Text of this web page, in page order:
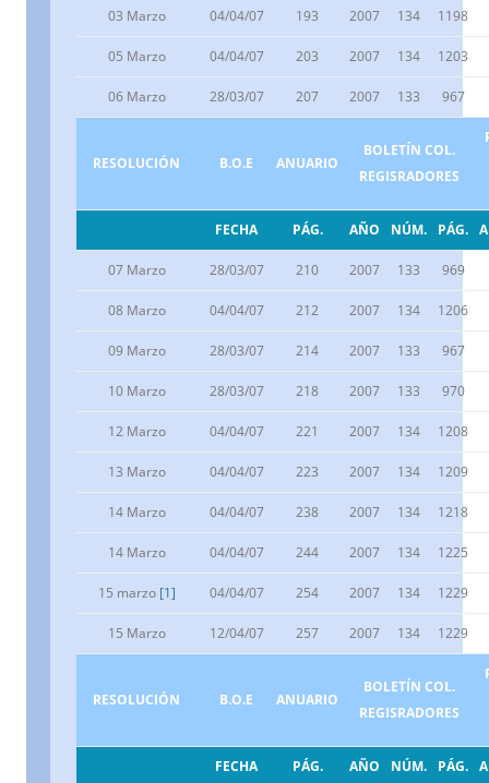
03 Marzo 04/04/07 193 2007 134 1198
05 Marzo 04/04/07 203 2007 134 1203
06 Marzo 28/03/07 207 2007 133 967
RESOLUCIÓN B.O.E ANUARIO
BOLETÍN COL.
REGISRADORES
FECHA PÁG. AÑO NÚM. PÁG.
07 Marzo 28/03/07 210 2007 133 969
08 Marzo 04/04/07 212 2007 134 1206
09 Marzo 28/03/07 214 2007 133 967
10 Marzo 28/03/07 218 2007 133 970
12 Marzo 04/04/07 221 2007 134 1208
13 Marzo 04/04/07 223 2007 134 1209
14 Marzo 04/04/07 238 2007 134 1218
14 Marzo 04/04/07 244 2007 134 1225
15 marzo [1] 04/04/07 254 2007 134 1229
15 Marzo 12/04/07 257 2007 134 1229
RESOLUCIÓN B.O.E ANUARIO
BOLETÍN COL.
REGISRADORES
FECHA PÁG. AÑO NÚM. PÁG.